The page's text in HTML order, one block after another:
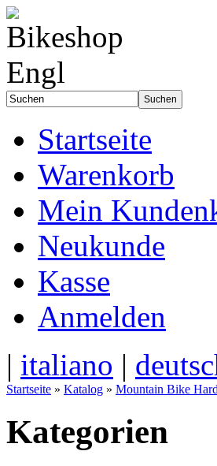
Startseite
Warenkorb
Mein
Neukunde
Kasse
Anmelden
| italiano |
Startseite » Katalog » Mountain Bike
Kategorien